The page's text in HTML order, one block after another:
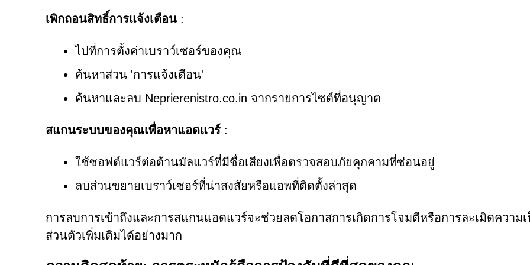
เพิกถอนสิทธิ์การแจ้งเตือน :
ไปที่การตั้งค่าเบราว์เซอร์ของคุณ
ค้นหาส่วน 'การแจ้งเตือน'
ค้นหาและลบ Neprierenistro.co.in จากรายการไซต์ที่อนุญาต
สแกนระบบของคุณเพื่อหาแอดแวร์ :
ใช้ซอฟต์แวร์ต่อต้านมัลแวร์ที่มีชื่อเสียงเพื่อตรวจสอบภัยคุกคามที่ซ่อนอยู่
ลบส่วนขยายเบราว์เซอร์ที่น่าสงสัยหรือแอพที่ติดตั้งล่าสุด
การลบการเข้าถึงและการสแกนแอดแวร์จะช่วยลดโอกาสการเกิดการโจมตีหรือการละเมิดความ
ส่วนตัวเพิ่มเติมได้อย่างมาก